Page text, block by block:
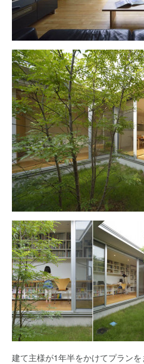
建て主様が1年半をかけてプラン